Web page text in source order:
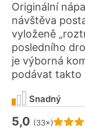
Originální
návštěva
vyloženě
posledního
je výborná
podávat takto
Hodnocení receptu
5,0 (33×)
Snadný